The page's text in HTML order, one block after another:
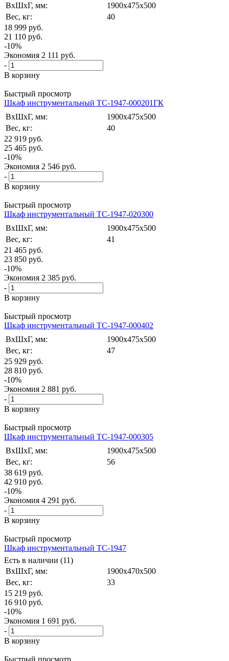
ВxШxГ, мм:
1900x475x500
Вес, кг:
40
18 999 руб.
21 110 руб.
-10%
Экономия 2 111 руб.
-
В корзину
Быстрый просмотр
Шкаф инструментальный TC-1947-000201ГК
ВxШxГ, мм:
1900x475x500
Вес, кг:
40
22 919 руб.
25 465 руб.
-10%
Экономия 2 546 руб.
-
В корзину
Быстрый просмотр
Шкаф инструментальный TC-1947-020300
ВxШxГ, мм:
1900x475x500
Вес, кг:
41
21 465 руб.
23 850 руб.
-10%
Экономия 2 385 руб.
-
В корзину
Быстрый просмотр
Шкаф инструментальный TC-1947-000402
ВxШxГ, мм:
1900x475x500
Вес, кг:
47
25 929 руб.
28 810 руб.
-10%
Экономия 2 881 руб.
-
В корзину
Быстрый просмотр
Шкаф инструментальный TC-1947-000305
ВxШxГ, мм:
1900x475x500
Вес, кг:
56
38 619 руб.
42 910 руб.
-10%
Экономия 4 291 руб.
-
В корзину
Быстрый просмотр
Шкаф инструментальный TC-1947
Есть в наличии (11)
ВxШxГ, мм:
1900x470x500
Вес, кг:
33
15 219 руб.
16 910 руб.
-10%
Экономия 1 691 руб.
-
В корзину
Быстрый просмотр